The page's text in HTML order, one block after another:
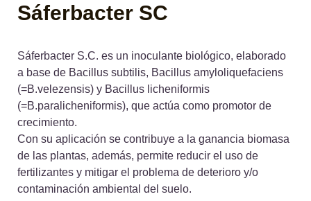
Sáferbacter SC
Sáferbacter S.C. es un inoculante biológico, elaborado
a base de Bacillus subtilis, Bacillus amyloliquefaciens
(=B.velezensis) y Bacillus licheniformis
(=B.paralicheniformis), que actúa como promotor de
crecimiento.
Con su aplicación se contribuye a la ganancia biomasa
de las plantas, además, permite reducir el uso de
fertilizantes y mitigar el problema de deterioro y/o
contaminación ambiental del suelo.